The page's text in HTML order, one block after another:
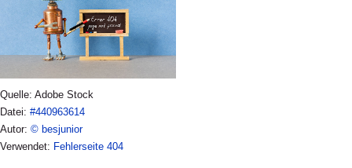
Quelle: Adobe Stock
Datei: #440963614
Autor: © besjunior
Verwendet: Fehlerseite 404